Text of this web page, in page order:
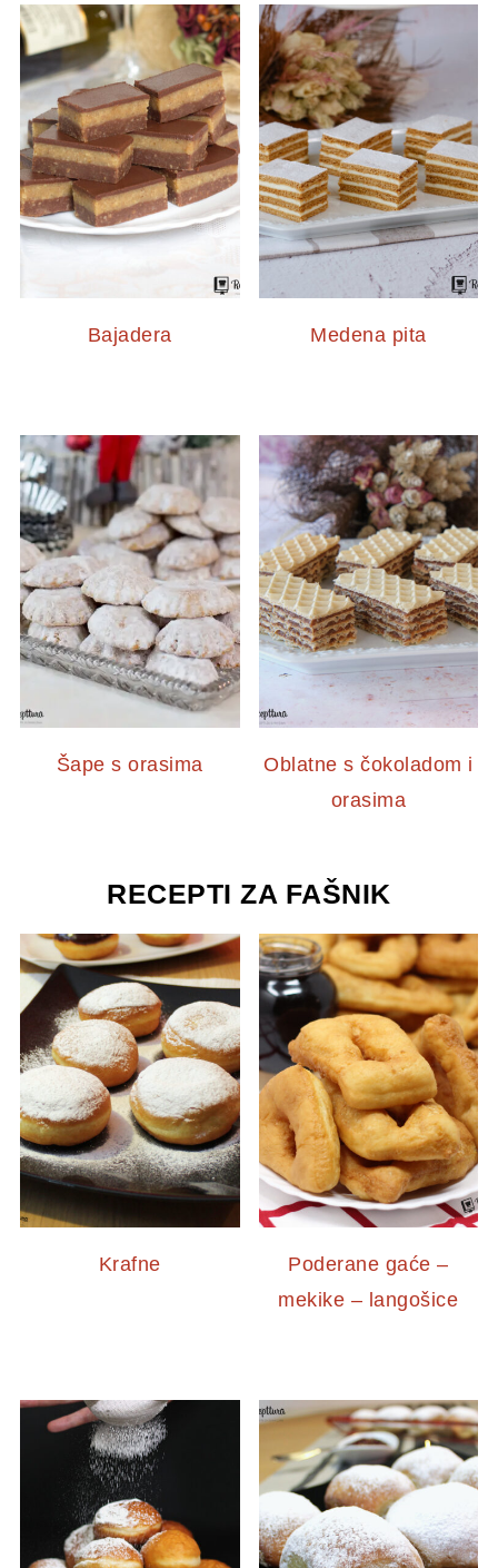
Bajadera Medena pita
Šape s orasima
Oblatne s čokoladom i
orasima
RECEPTI ZA FAŠNIK
Krafne
Poderane gaće –
mekike – langošice